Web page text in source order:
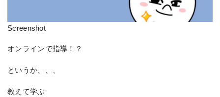
Screenshot
オンラインで指導！？
というか、、、
教えて学ぶ